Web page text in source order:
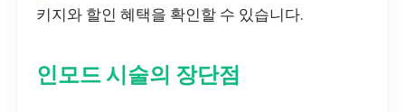
키지와 할인 혜택을 확인할 수 있습니다.
인모드 시술의 장단점